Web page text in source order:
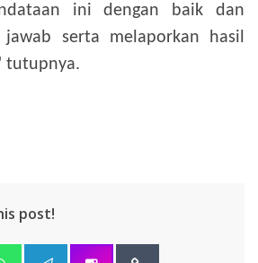
ini dengan baik dan
serta melaporkan hasil
tutupnya.
post!